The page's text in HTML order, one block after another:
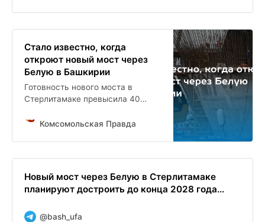
Стало известно, когда
откроют новый мост через
Белую в Башкирии
Готовность нового моста в
Стерлитамаке превысила 40
Комсомольская Правда
Новый мост через Белую в Стерлитамаке
планируют достроить до конца 2028 года...
@bash_ufa